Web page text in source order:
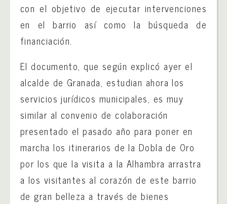
con el objetivo de ejecutar intervenciones
en el barrio así como la búsqueda de
financiación.
El documento, que según explicó ayer el
alcalde de Granada, estudian ahora los
servicios jurídicos municipales, es muy
similar al convenio de colaboración
presentado el pasado año para poner en
marcha los itinerarios de la Dobla de Oro
por los que la visita a la Alhambra arrastra
a los visitantes al corazón de este barrio
de gran belleza a través de bienes